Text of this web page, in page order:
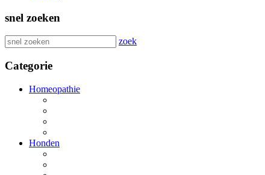
snel zoeken
zoek
Categorie
Homeopathie
Honden